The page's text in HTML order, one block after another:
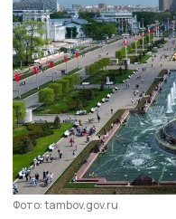
Фото: tambov.gov.ru